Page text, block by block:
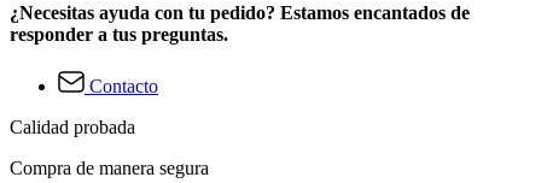
¿Necesitas ayuda con tu pedido? Estamos encantados de
responder a tus preguntas.
Contacto
Calidad probada
Compra de manera segura